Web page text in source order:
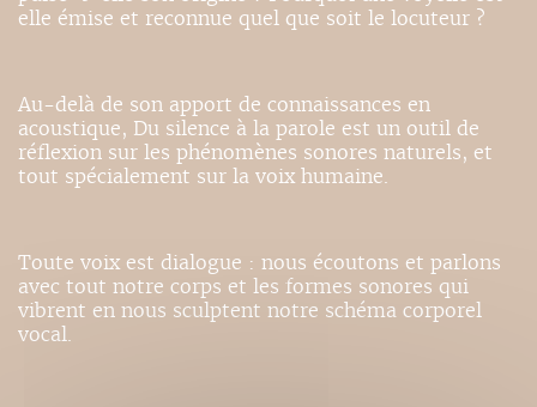
elle émise et reconnue quel que soit le locuteur ?
Au-delà de son apport de connaissances en
acoustique, Du silence à la parole est un outil de
réflexion sur les phénomènes sonores naturels, et
tout spécialement sur la voix humaine.
Toute voix est dialogue : nous écoutons et parlons
avec tout notre corps et les formes sonores qui
vibrent en nous sculptent notre schéma corporel
vocal.